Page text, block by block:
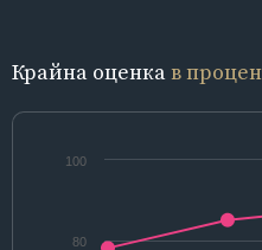
Крайна оценкав
80
100